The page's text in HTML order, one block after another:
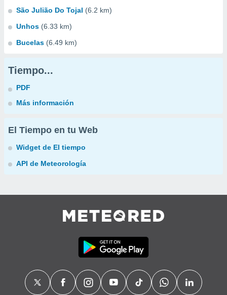
São Julião Do Tojal (6.2 km)
Unhos (6.33 km)
Bucelas (6.49 km)
Tiempo...
PDF
Más información
El Tiempo en tu Web
Widget de El tiempo
API de Meteorología